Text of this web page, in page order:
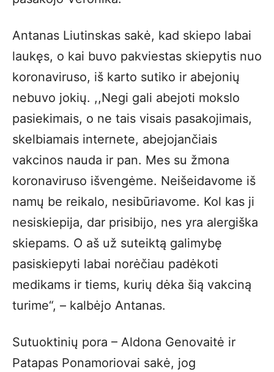
Antanas Liutinskas sakė, kad skiepo labai
laukęs, o kai buvo pakviestas skiepytis nuo
koronaviruso, iš karto sutiko ir abejonių
nebuvo jokių. ,,Negi gali abejoti mokslo
pasiekimais, o ne tais visais pasakojimais,
skelbiamais internete, abejojančiais
vakcinos nauda ir pan. Mes su žmona
koronaviruso išvengėme. Neišeidavome iš
namų be reikalo, nesibūriavome. Kol kas ji
nesiskiepija, dar prisibijo, nes yra alergiška
skiepams. O aš už suteiktą galimybę
pasiskiepyti labai norėčiau padėkoti
medikams ir tiems, kurių dėka šią vakciną
turime“, – kalbėjo Antanas.
Sutuoktinių pora – Aldona Genovaitė ir
Patapas Ponamoriovai sakė, jog